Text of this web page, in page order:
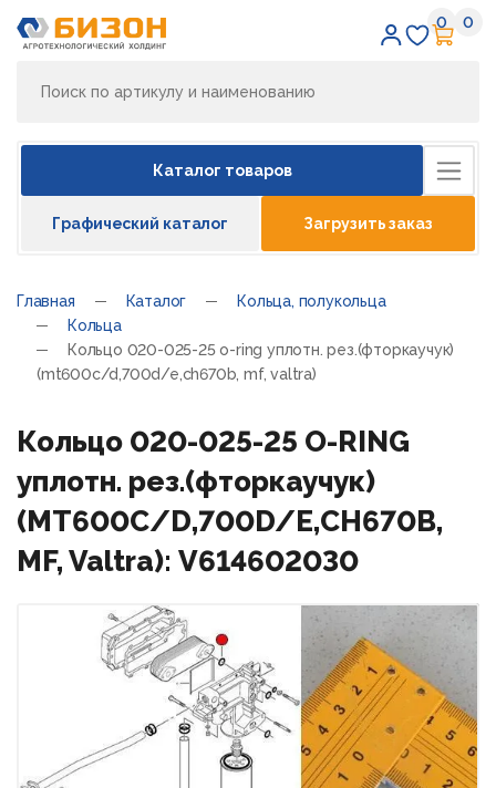
0 0
Каталог товаров
Графический каталог Загрузить заказ
Главная Каталог
Кольца, полукольца
Кольца
Кольцо 020-025-25 o-ring уплотн. рез.(фторкаучук)
(mt600c/d,700d/e,ch670b, mf, valtra)
Кольцо 020-025-25 O-RING
уплотн. рез.(фторкаучук)
(MT600C/D,700D/E,CH670B,
MF, Valtra): V614602030